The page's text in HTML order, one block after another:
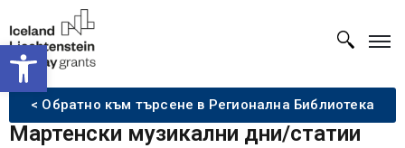
Open toolbar
< Обратно към търсене в Регионална Библиотека
Мартенски музикални дни/статии